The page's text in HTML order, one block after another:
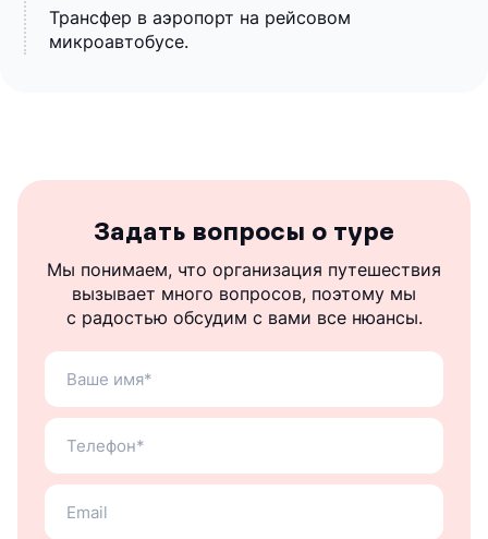
Трансфер в аэропорт на рейсовом
микроавтобусе.
Задать вопросы о туре
Мы понимаем, что организация путешествия
вызывает много вопросов, поэтому мы
с радостью обсудим с вами все нюансы.
Ваше
Ваш
Ваш